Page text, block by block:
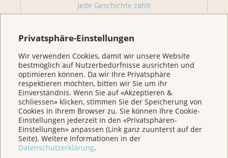
Privatsphäre-Einstellungen
Wir verwenden Cookies, damit wir unsere Website
bestmöglich auf Nutzerbedürfnisse ausrichten und
optimieren können. Da wir Ihre Privatsphäre
respektieren möchten, bitten wir Sie um ihr
Einverständnis. Wenn Sie auf «Akzeptieren &
schliessen» klicken, stimmen Sie der Speicherung von
Cookies in Ihrem Browser zu. Sie können Ihre Cookie-
Einstellungen jederzeit in den «Privatsphären-
Einstellungen» anpassen (Link ganz zuunterst auf der
Seite). Weitere Informationen in der
Datenschutzerklärung.
Jede Geschichte zählt
Wir sind für Sie da
Kasernenstrasse 25
Postfach 3225